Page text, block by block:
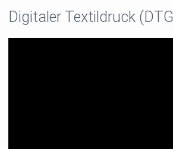
Digitaler Textildruck